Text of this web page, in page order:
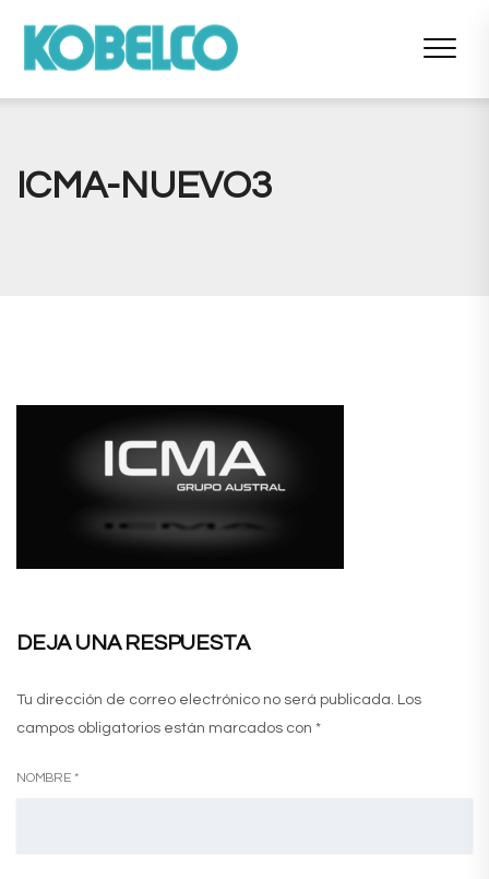
ICMA-NUEVO3
DEJA UNA RESPUESTA
Tu dirección de correo electrónico no será publicada. Los
campos obligatorios están marcados con *
NOMBRE *